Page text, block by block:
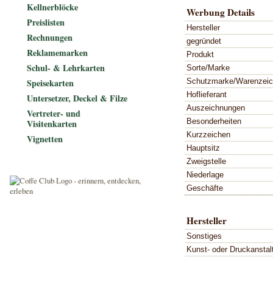
Werbung Details
Hersteller
gegründet
Produkt
Sorte/Marke
Schutzmarke/
Hoflieferant
Auszeichnungen
Besonderheiten
Kurzzeichen
Hauptsitz
Zweigstelle
Niederlage
Geschäfte
Hersteller
Sonstiges
Kunst- oder
Kellnerblöcke
Preislisten
Rechnungen
Reklamemarken
Schul- & Lehrkarten
Speisekarten
Untersetzer, Deckel & Filze
Vertreter- und
Visitenkarten
Vignetten